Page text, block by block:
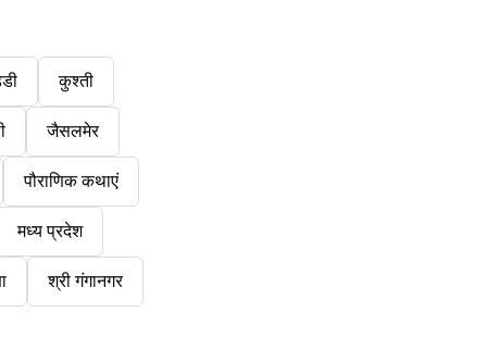
कुश्ती
जैसलमेर
पौराणिक कथाएं
मध्य प्रदेश
श्री गंगानगर